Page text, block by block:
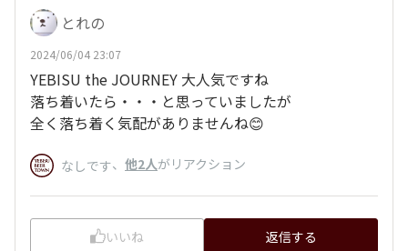
とれの
2024/06/04 23:07
YEBISU the JOURNEY 大人気ですね
落ち着いたら・・・と思っていましたが
全く落ち着く気配がありませんね😊
なしです、 他2人がリアクション
いいね 返信する